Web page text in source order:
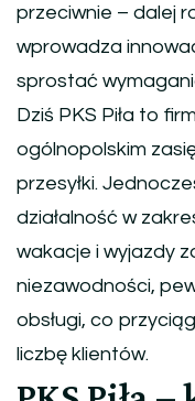
przeciwnie – dalej
wprowadza
sprostać
Dziś PKS Piła to
ogólnopolskim
przesyłki.
działalność w
wakacje i wyjazdy
niezawodności,
obsługi, co
liczbę klientów.